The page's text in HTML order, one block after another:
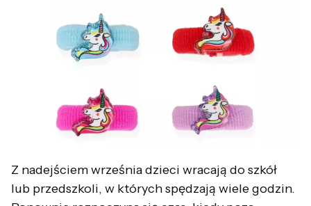
Z nadejściem września dzieci wracają do szkół
lub przedszkoli, w których spędzają wiele godzin.